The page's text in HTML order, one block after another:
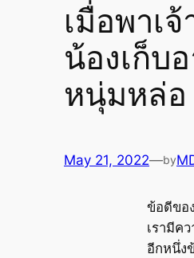
เมื่อพาเ
น้องเก็บ
หนุ่มหล่อ
May 21, 2022—by
ข้อดีขอ
เรามีค
อีกหนึ่ง